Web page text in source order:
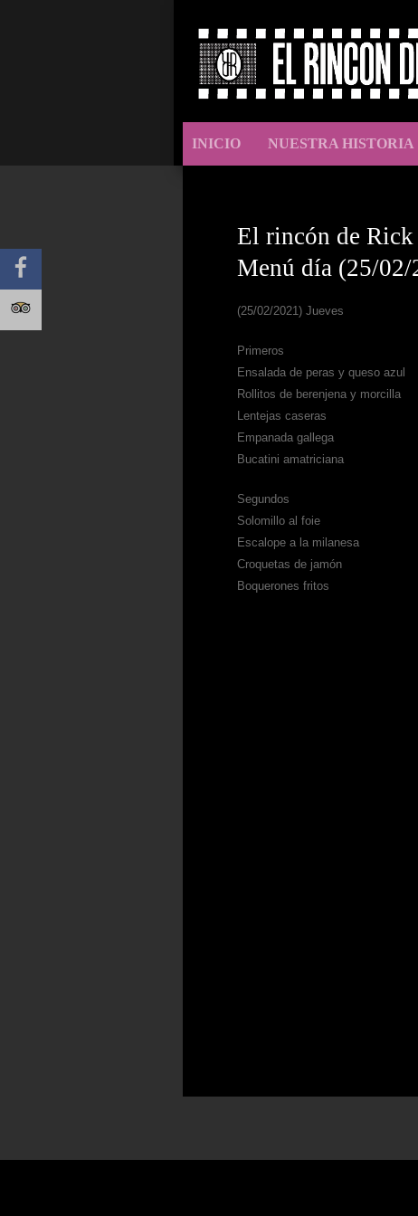
INICIO NUESTRA HISTORIA
El rincón de Rick
Menú día (25/02/
(25/02/2021) Jueves
Primeros
Ensalada de peras y queso azul
Rollitos de berenjena y morcilla
Lentejas caseras
Empanada gallega
Bucatini amatriciana
Segundos
Solomillo al foie
Escalope a la milanesa
Croquetas de jamón
Boquerones fritos